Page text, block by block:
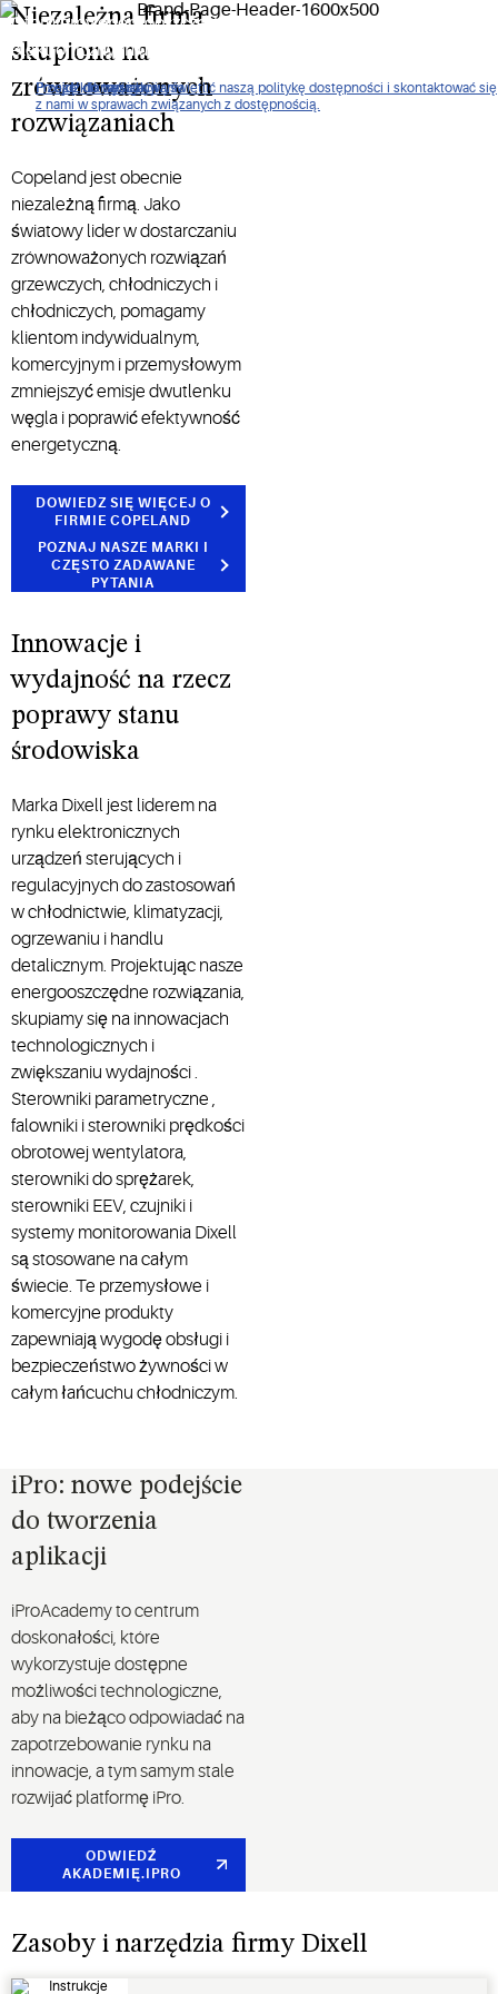
Proszę kliknąć, aby wyświetlić naszą politykę dostępności i skontaktować się
z nami w sprawach związanych z dostępnością.
Przejdź do nawigacji
Przejdź do treści
Przejdź do wyszukiwania
Oferujemy energooszczędne rozwiązania do
elektronicznych układów sterujących i regulacyjnych
systemów chłodniczych, klimatyzacyjnych i grzewczych.
Niezależna firma
skupiona na
zrównoważonych
rozwiązaniach
Copeland jest obecnie
niezależną firmą. Jako
światowy lider w dostarczaniu
zrównoważonych rozwiązań
grzewczych, chłodniczych i
chłodniczych, pomagamy
klientom indywidualnym,
komercyjnym i przemysłowym
zmniejszyć emisje dwutlenku
węgla i poprawić efektywność
energetyczną.
DOWIEDZ SIĘ WIĘCEJ O
FIRMIE COPELAND
POZNAJ NASZE MARKI I
CZĘSTO ZADAWANE
PYTANIA
Innowacje i
wydajność na rzecz
poprawy stanu
środowiska
Marka Dixell jest liderem na
rynku elektronicznych
urządzeń sterujących i
regulacyjnych do zastosowań
w chłodnictwie, klimatyzacji,
ogrzewaniu i handlu
detalicznym. Projektując nasze
energooszczędne rozwiązania,
skupiamy się na innowacjach
technologicznych i
zwiększaniu wydajności .
Sterowniki parametryczne ,
falowniki i sterowniki prędkości
obrotowej wentylatora,
sterowniki do sprężarek,
sterowniki EEV, czujniki i
systemy monitorowania Dixell
są stosowane na całym
świecie. Te przemysłowe i
komercyjne produkty
zapewniają wygodę obsługi i
bezpieczeństwo żywności w
całym łańcuchu chłodniczym.
iPro: nowe podejście
do tworzenia
aplikacji
iProAcademy to centrum
doskonałości, które
wykorzystuje dostępne
możliwości technologiczne,
aby na bieżąco odpowiadać na
zapotrzebowanie rynku na
innowacje, a tym samym stale
rozwijać platformę iPro.
ODWIEDŹ
AKADEMIĘ.IPRO
Zasoby i narzędzia firmy Dixell